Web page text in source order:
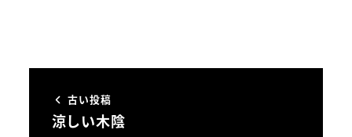
古い投稿
涼しい木陰